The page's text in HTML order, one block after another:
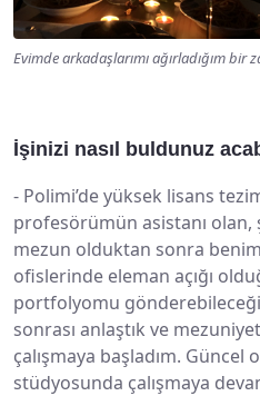
Evimde arkadaşlarımı ağırladığım bir
İşinizi nasıl buldunuz
- Polimi’de yüksek lisans
profesörümün asistanı olan,
mezun olduktan sonra
ofislerinde eleman açığı
portfolyomu
sonrası anlaştık ve
çalışmaya başladım. Güncel
stüdyosunda çalışmaya